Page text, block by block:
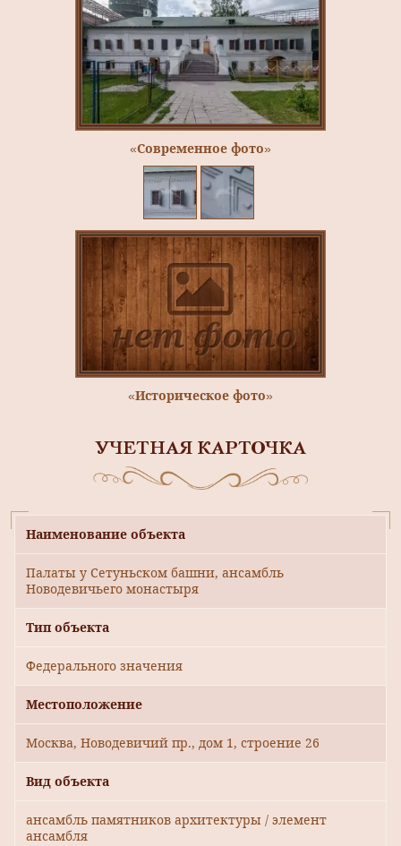
«Современное фото»
«Историческое фото»
УЧЕТНАЯ КАРТОЧКА
Наименование объекта
Палаты у Сетуньском башни, ансамбль
Новодевичьего монастыря
Тип объекта
Федерального значения
Местоположение
Москва, Новодевичий пр., дом 1, строение 26
Вид объекта
ансамбль памятников архитектуры / элемент
ансамбля